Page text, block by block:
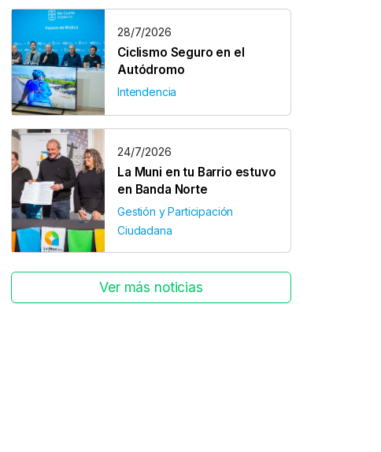
28/7/2026
Ciclismo Seguro en el
Autódromo
Intendencia
24/7/2026
La Muni en tu Barrio estuvo
en Banda Norte
Gestión y Participación
Ciudadana
Ver más noticias